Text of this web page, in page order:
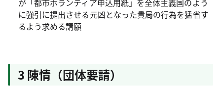
が「都市ボランティア申込用紙」を全体主義国のよう
に強引に提出させる元凶となった貴局の行為を猛省す
るよう求める請願
3 陳情（団体要請）